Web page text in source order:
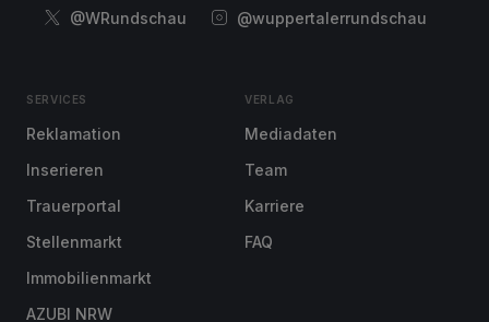
@WRundschau
@wuppertalerrundschau
SERVICES
Reklamation
Inserieren
Trauerportal
Stellenmarkt
Immobilienmarkt
AZUBI NRW
VERLAG
Mediadaten
Team
Karriere
FAQ